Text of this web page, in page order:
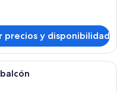
precios y disponibilidad
moderno con cama,